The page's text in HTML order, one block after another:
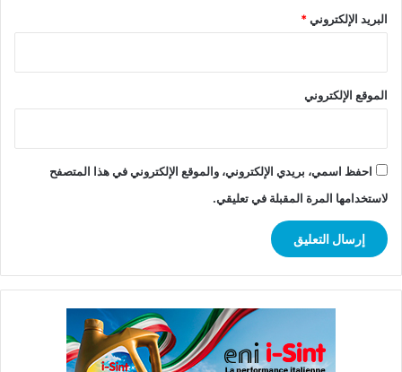
البريد الإلكتروني*
الموقع الإلكتروني
احفظ اسمي، بريدي الإلكتروني، والموقع الإلكتروني في هذا المتصفح
لاستخدامها المرة المقبلة في تعليقي.